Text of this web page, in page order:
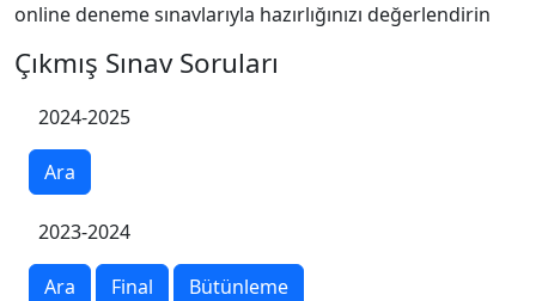
online deneme sınavlarıyla hazırlığınızı değerlendirin
Çıkmış Sınav Soruları
2024-2025
Ara
2023-2024
Ara Final Bütünleme